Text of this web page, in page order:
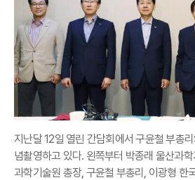
지난달 12일 열린 간담회에서 구윤철 부총
념촬영하고 있다. 왼쪽부터 박종래 울산과
과학기술원 총장, 구윤철 부총리, 이광형 한